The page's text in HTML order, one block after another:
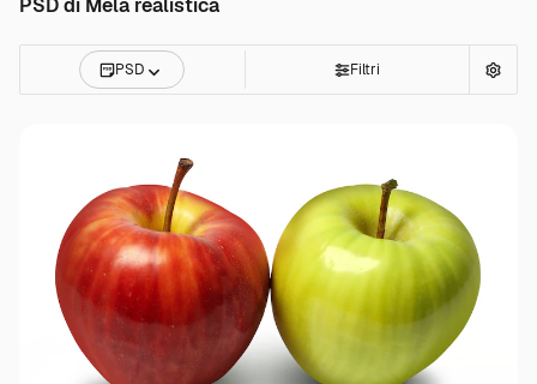
PSD di Mela realistica
PSD Filtri